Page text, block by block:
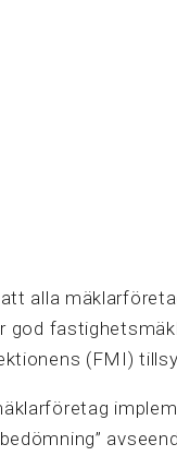
alla
god
(FMI)